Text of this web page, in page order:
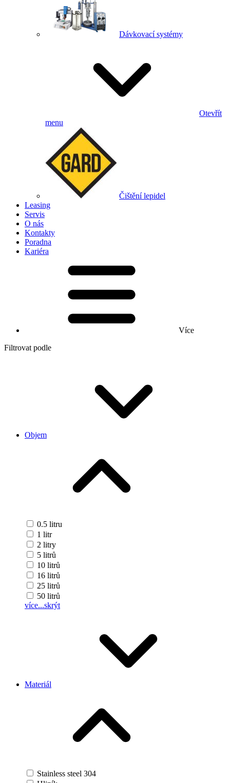
Dávkovací systémy
Otevřít
menu
Čištění lepidel
Leasing
Servis
O nás
Kontakty
Poradna
Kariéra
Více
Filtrovat podle
Objem
0.5 litru
1 litr
2 litry
5 litrů
10 litrů
16 litrů
25 litrů
50 litrů
více...skrýt
Materiál
Stainless steel 304